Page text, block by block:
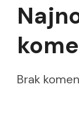
Brak